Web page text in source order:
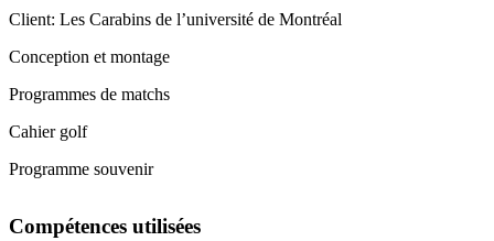
Client: Les Carabins de l’université de Montréal
Conception et montage
Programmes de matchs
Cahier golf
Programme souvenir
Compétences utilisées